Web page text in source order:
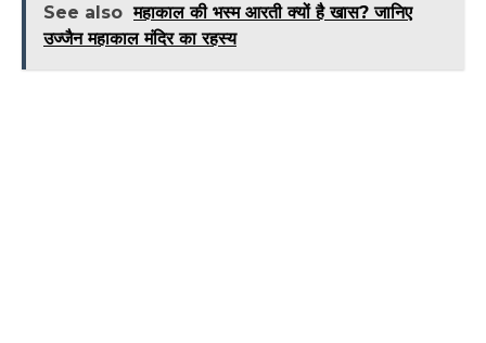
See also महाकाल की भस्म आरती क्यों है खास? जानिए
उज्जैन महाकाल मंदिर का रहस्य